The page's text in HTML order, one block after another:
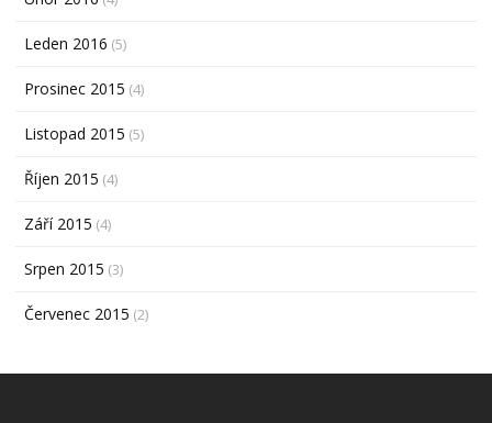
Leden 2016 (5)
Prosinec 2015 (4)
Listopad 2015 (5)
Říjen 2015 (4)
Září 2015 (4)
Srpen 2015 (3)
Červenec 2015 (2)